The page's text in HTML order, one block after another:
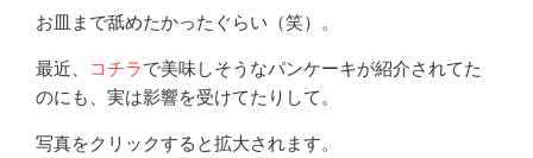
お皿まで舐めたかったぐらい（笑）。
最近、 コチラで美味しそうなパンケーキが紹介されてた
のにも、実は影響を受けてたりして。
写真をクリックすると拡大されます。